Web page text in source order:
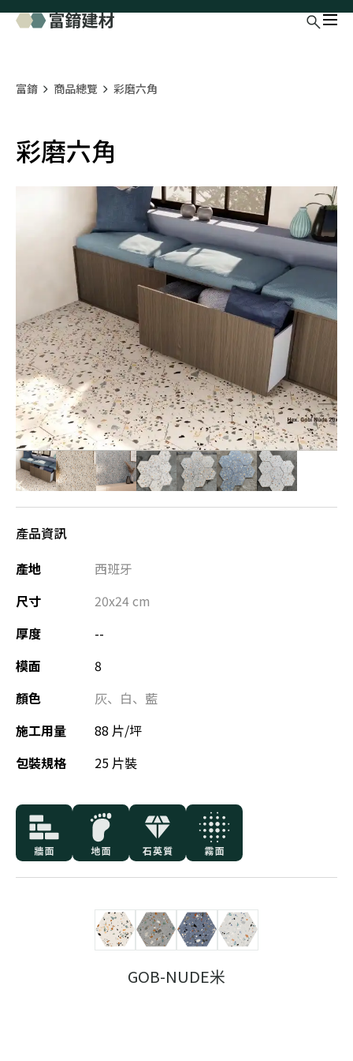
富錥 商品總覽 彩磨六角
彩磨六角
產品資訊
產地
西班牙
尺寸
20x24cm
厚度
--
模面
8
顏色
灰、 白、 藍
施工用量
88 片/坪
包裝規格
25 片裝
GOB-NUDE米